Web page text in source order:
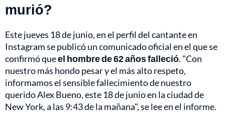
murió?
Este jueves 18 de junio, en el perfil del cantante en
Instagram se publicó un comunicado oficial en el que se
confirmó queel hombre de 62 años falleció. "Con
nuestro más hondo pesar y el más alto respeto,
informamos el sensible fallecimiento de nuestro
querido Alex Bueno, este 18 de junio en la ciudad de
New York, a las 9:43 de la mañana", se lee en el informe.